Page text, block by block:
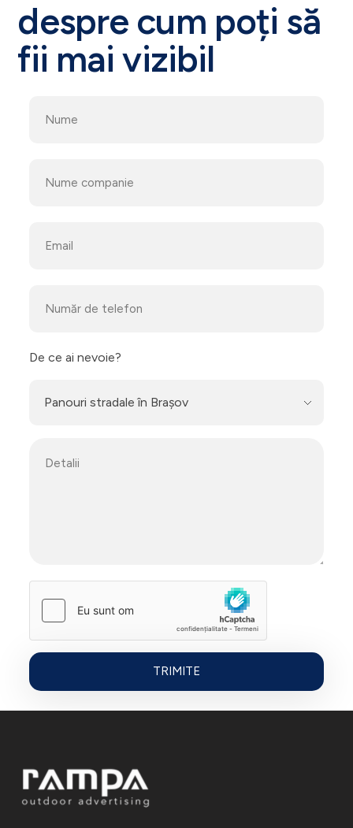
despre cum poți să
fii mai vizibil
De ce ai nevoie?